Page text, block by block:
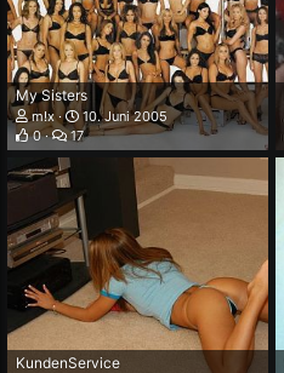
My Sisters
m!x
10. Juni 2005
0
17
KundenService